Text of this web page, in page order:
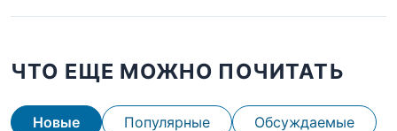
ЧТО ЕЩЕ МОЖНО ПОЧИТАТЬ
Новые Популярные Обсуждаемые